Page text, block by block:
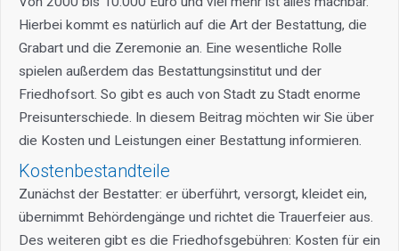
Hierbei kommt es natürlich auf die Art der Bestattung, die
Grabart und die Zeremonie an. Eine wesentliche Rolle
spielen außerdem das Bestattungsinstitut und der
Friedhofsort. So gibt es auch von Stadt zu Stadt enorme
Preisunterschiede. In diesem Beitrag möchten wir Sie über
die Kosten und Leistungen einer Bestattung informieren.
Kostenbestandteile
Zunächst der Bestatter: er überführt, versorgt, kleidet ein,
übernimmt Behördengänge und richtet die Trauerfeier aus.
Des weiteren gibt es die Friedhofsgebühren: Kosten für ein